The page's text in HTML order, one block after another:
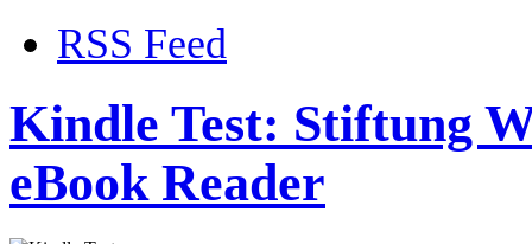
RSS Feed
Kindle Test: Stiftung
eBook Reader